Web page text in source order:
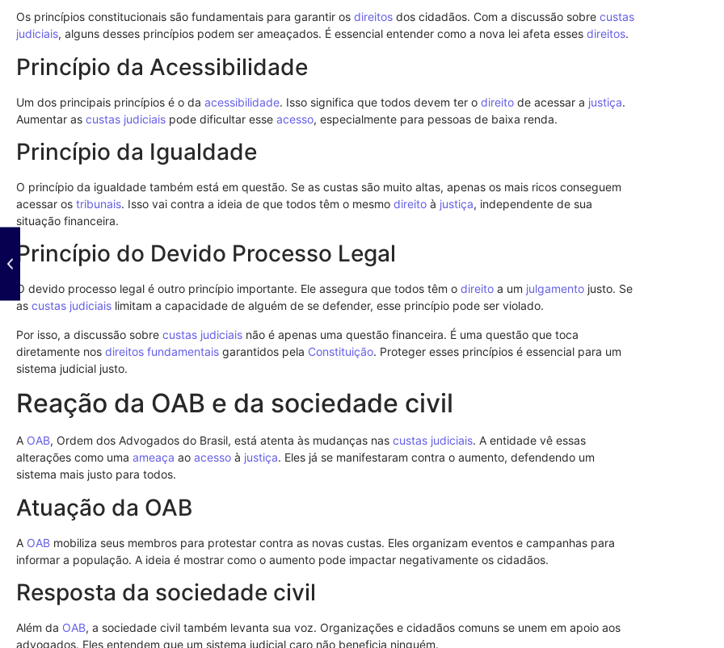
Os princípios constitucionais são fundamentais para garantir os direitos dos cidadãos. Com a discussão sobre custas
judiciais, alguns desses princípios podem ser ameaçados. É essencial entender como a nova lei afeta esses direitos.
Princípio da Acessibilidade
Um dos principais princípios é o da acessibilidade. Isso significa que todos devem ter o direito de acessar a justiça.
Aumentar as custas judiciais pode dificultar esse acesso, especialmente para pessoas de baixa renda.
Princípio da Igualdade
O princípio da igualdade também está em questão. Se as custas são muito altas, apenas os mais ricos conseguem
acessar os tribunais. Isso vai contra a ideia de que todos têm o mesmo direito à justiça, independente de sua
situação financeira.
Princípio do Devido Processo Legal
O devido processo legal é outro princípio importante. Ele assegura que todos têm o direito a um julgamento justo. Se
as custas judiciais limitam a capacidade de alguém de se defender, esse princípio pode ser violado.
Por isso, a discussão sobre custas judiciais não é apenas uma questão financeira. É uma questão que toca
diretamente nos direitos fundamentais garantidos pela Constituição. Proteger esses princípios é essencial para um
sistema judicial justo.
Reação da OAB e da sociedade civil
A OAB, Ordem dos Advogados do Brasil, está atenta às mudanças nas custas judiciais. A entidade vê essas
alterações como uma ameaça ao acesso à justiça. Eles já se manifestaram contra o aumento, defendendo um
sistema mais justo para todos.
Atuação da OAB
A OAB mobiliza seus membros para protestar contra as novas custas. Eles organizam eventos e campanhas para
informar a população. A ideia é mostrar como o aumento pode impactar negativamente os cidadãos.
Resposta da sociedade civil
Além da OAB, a sociedade civil também levanta sua voz. Organizações e cidadãos comuns se unem em apoio aos
advogados. Eles entendem que um sistema judicial caro não beneficia ninguém.